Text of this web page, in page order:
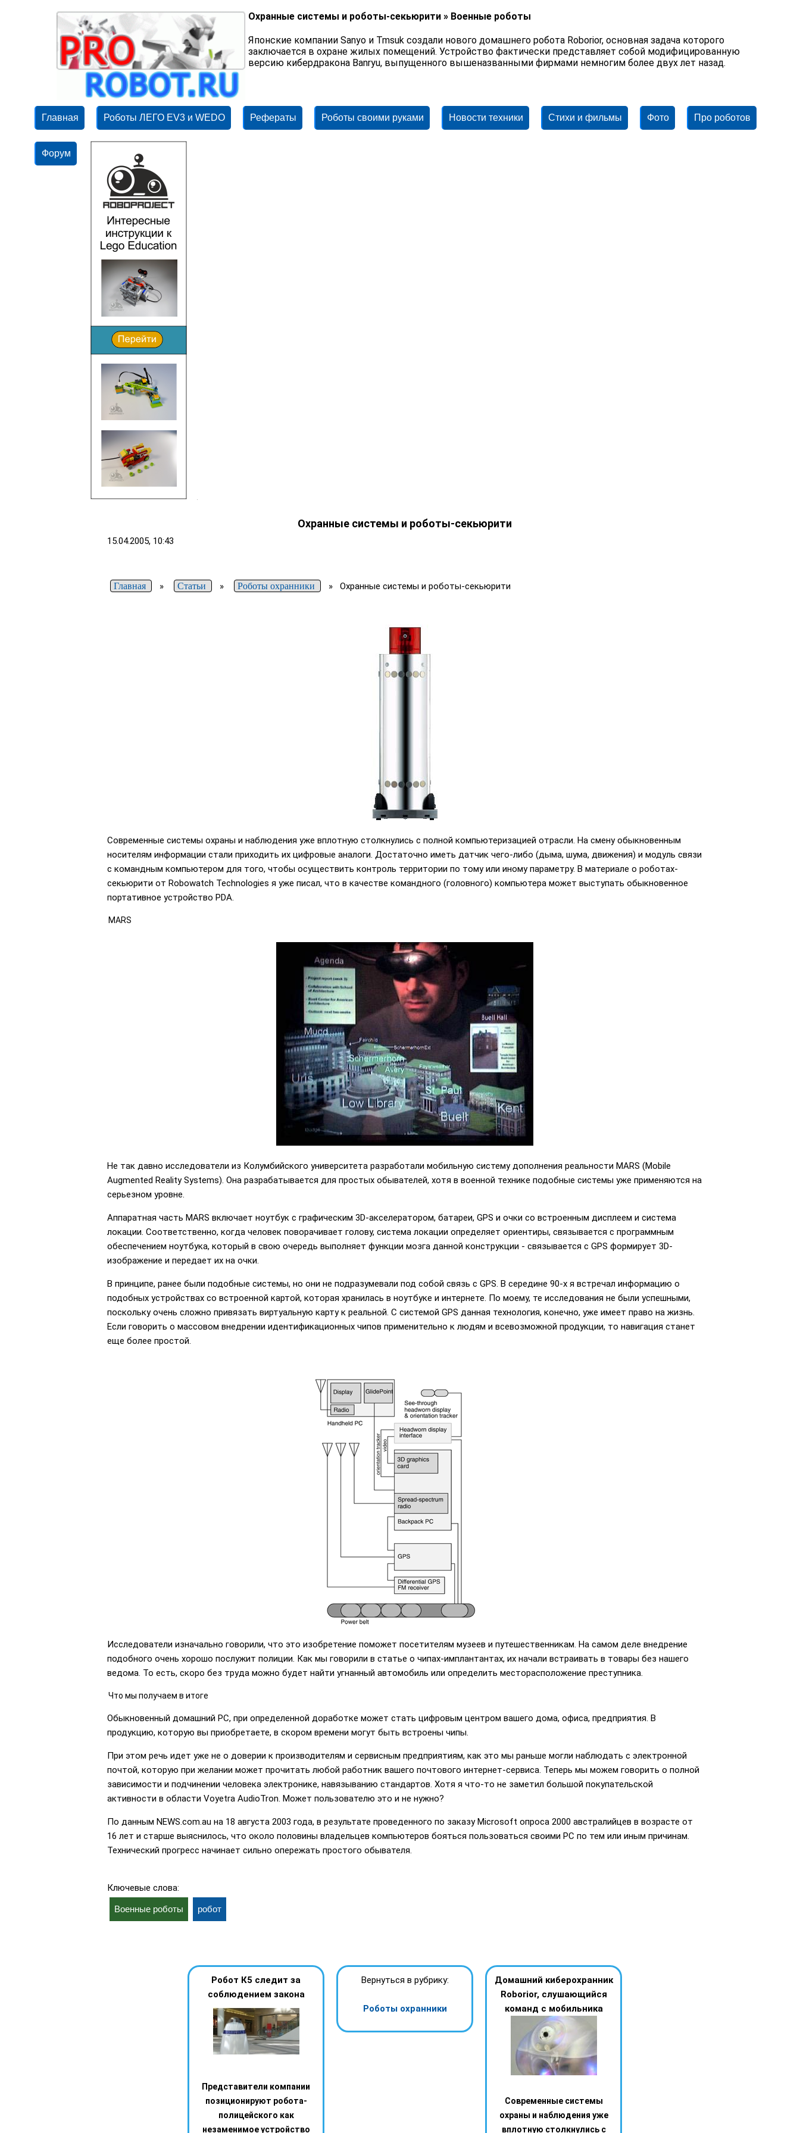
Охранные системы и роботы-секьюрити » Военные роботы
Японские компании Sanyo и Tmsuk создали нового домашнего робота Roborior, основная задача которого
заключается в охране жилых помещений. Устройство фактически представляет собой модифицированную
версию кибердракона Banryu, выпущенного вышеназванными фирмами немногим более двух лет назад.
Главная Роботы ЛЕГО EV3 и WEDO Рефераты Роботы своими руками Новости техники Стихи и фильмы Фото Про роботов
Форум
Охранные системы и роботы-секьюрити
15.04.2005, 10:43
Главная » Статьи » Роботы охранники » Охранные системы и роботы-секьюрити
Современные системы охраны и наблюдения уже вплотную столкнулись с полной компьютеризацией отрасли. На смену обыкновенным
носителям информации стали приходить их цифровые аналоги. Достаточно иметь датчик чего-либо (дыма, шума, движения) и модуль связи
с командным компьютером для того, чтобы осуществить контроль территории по тому или иному параметру. В материале о роботах-
секьюрити от Robowatch Technologies я уже писал, что в качестве командного (головного) компьютера может выступать обыкновенное
портативное устройство PDA.
MARS
Не так давно исследователи из Колумбийского университета разработали мобильную систему дополнения реальности MARS (Mobile
Augmented Reality Systems). Она разрабатывается для простых обывателей, хотя в военной технике подобные системы уже применяются на
серьезном уровне.
Аппаратная часть MARS включает ноутбук с графическим 3D-акселератором, батареи, GPS и очки со встроенным дисплеем и система
локации. Соответственно, когда человек поворачивает голову, система локации определяет ориентиры, связывается с программным
обеспечением ноутбука, который в свою очередь выполняет функции мозга данной конструкции - связывается с GPS формирует 3D-
изображение и передает их на очки.
В принципе, ранее были подобные системы, но они не подразумевали под собой связь с GPS. В середине 90-х я встречал информацию о
подобных устройствах со встроенной картой, которая хранилась в ноутбуке и интернете. По моему, те исследования не были успешными,
поскольку очень сложно привязать виртуальную карту к реальной. С системой GPS данная технология, конечно, уже имеет право на жизнь.
Если говорить о массовом внедрении идентификационных чипов применительно к людям и всевозможной продукции, то навигация станет
еще более простой.
Исследователи изначально говорили, что это изобретение поможет посетителям музеев и путешественникам. На самом деле внедрение
подобного очень хорошо послужит полиции. Как мы говорили в статье о чипах-имплантантах, их начали встраивать в товары без нашего
ведома. То есть, скоро без труда можно будет найти угнанный автомобиль или определить месторасположение преступника.
Что мы получаем в итоге
Обыкновенный домашний РС, при определенной доработке может стать цифровым центром вашего дома, офиса, предприятия. В
продукцию, которую вы приобретаете, в скором времени могут быть встроены чипы.
При этом речь идет уже не о доверии к производителям и сервисным предприятиям, как это мы раньше могли наблюдать с электронной
почтой, которую при желании может прочитать любой работник вашего почтового интернет-сервиса. Теперь мы можем говорить о полной
зависимости и подчинении человека электронике, навязыванию стандартов. Хотя я что-то не заметил большой покупательской
активности в области Voyetra AudioTron. Может пользователю это и не нужно?
По данным NEWS.com.au на 18 августа 2003 года, в результате проведенного по заказу Microsoft опроса 2000 австралийцев в возрасте от
16 лет и старше выяснилось, что около половины владельцев компьютеров бояться пользоваться своими РС по тем или иным причинам.
Технический прогресс начинает сильно опережать простого обывателя.
Ключевые слова:
Военные роботы робот
Робот К5 следит за
соблюдением закона
Представители компании
позиционируют робота-
полицейского как
незаменимое устройство
Вернуться в рубрику:
Роботы охранники
Домашний киберохранник
Roborior, слушающийся
команд с мобильника
Современные системы
охраны и наблюдения уже
вплотную столкнулись с